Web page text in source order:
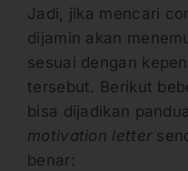
Jadi, jika mencari
dijamin akan
sesuai dengan
tersebut. Berikut
bisa dijadikan
motivation letter
benar: